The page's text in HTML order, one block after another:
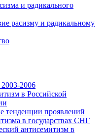
и радикального
расизму и радикальному
2006
в Российской
тенденции проявлений
в государствах СНГ
антисемитизм в